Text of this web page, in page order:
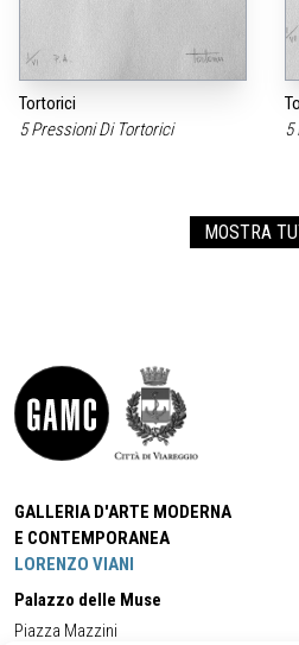
Tortorici
5 Pressioni Di Tortorici
5
MOSTRA
GALLERIA D'ARTE MODERNA
E CONTEMPORANEA
LORENZO VIANI
Palazzo delle Muse
Piazza Mazzini